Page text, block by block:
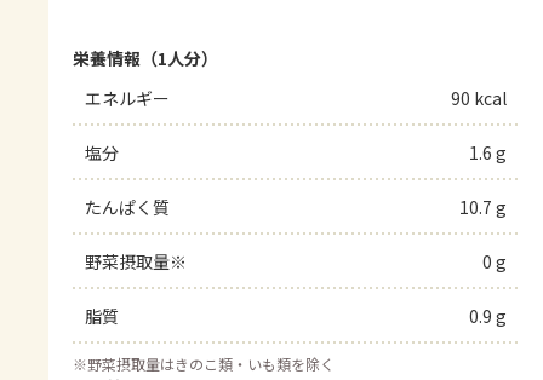
栄養情報（1人分）
エネルギー
90 kcal
塩分 1.6 g
たんぱく質 10.7 g
野菜摂取量※ 0 g
脂質 0.9 g
※野菜摂取量はきのこ類・いも類を除く